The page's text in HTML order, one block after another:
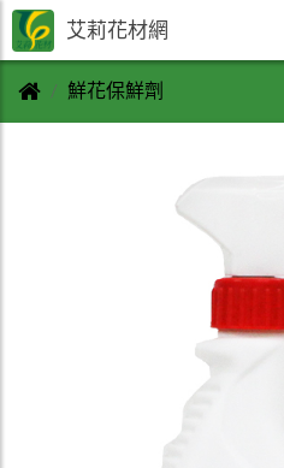
艾莉花材網
鮮花保鮮劑